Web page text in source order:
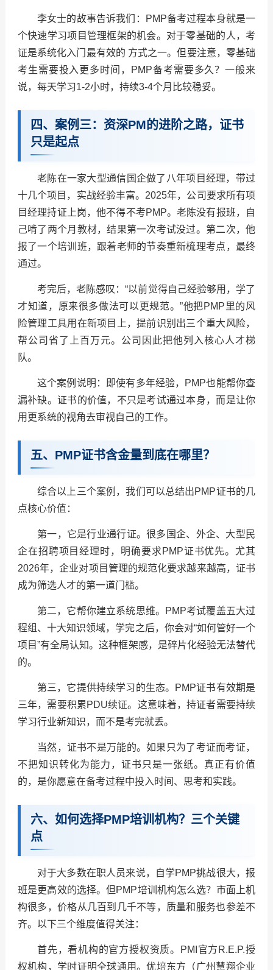
李女士的故事告诉我们：PMP备考过程本身就是一
个快速学习项目管理框架的机会。对于零基础的人，考
证是系统化入门最有效的 方式之一。但要注意，零基础
考生需要投入更多时间，PMP备考需要多久？一般来
说，每天学习1-2小时，持续3-4个月比较稳妥。
四、案例三：资深PM的进阶之路，证书
只是起点
老陈在一家大型通信国企做了八年项目经理，带过
十几个项目，实战经验丰富。2025年，公司要求所有项
目经理持证上岗，他不得不考PMP。老陈没有报班，自
己啃了两个月教材，结果第一次考试没过。第二次，他
报了一个培训班，跟着老师的节奏重新梳理考点，最终
通过。
考完后，老陈感叹：“以前觉得自己经验够用，学了
才知道，原来很多做法可以更规范。”他把PMP里的风
险管理工具用在新项目上，提前识别出三个重大风险，
帮公司省了上百万元。公司因此把他列入核心人才梯
队。
这个案例说明：即使有多年经验，PMP也能帮你查
漏补缺。证书的价值，不只是考试通过本身，而是让你
用更系统的视角去审视自己的工作。
五、PMP证书含金量到底在哪里？
综合以上三个案例，我们可以总结出PMP证书的几
点核心价值：
第一，它是行业通行证。很多国企、外企、大型民
企在招聘项目经理时，明确要求PMP证书优先。尤其
2026年，企业对项目管理的规范化要求越来越高，证书
成为筛选人才的第一道门槛。
第二，它帮你建立系统思维。PMP考试覆盖五大过
程组、十大知识领域，学完之后，你会对“如何管好一个
项目”有全局认知。这种框架感，是碎片化经验无法替代
的。
第三，它提供持续学习的生态。PMP证书有效期是
三年，需要积累PDU续证。这意味着，持证者需要持续
学习行业新知识，而不是考完就丢。
当然，证书不是万能的。如果只为了考证而考证，
不把知识转化为能力，证书只是一张纸。真正有价值
的，是你愿意在备考过程中投入时间、思考和实践。
六、如何选择PMP培训机构？三个关键
点
对于大多数在职人员来说，自学PMP挑战很大，报
班是更高效的选择。但PMP培训机构怎么选？市面上机
构很多，价格从几百到几千不等，质量和服务也参差不
齐。以下三个维度值得关注：
首先，看机构的官方授权资质。PMI官方R.E.P.授
权机构，学时证明全球通用。优培东方（广州慧翔企业